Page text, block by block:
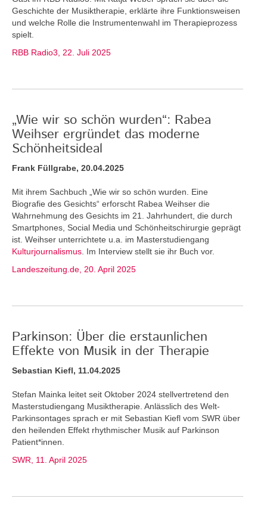
Geschichte der Musiktherapie, erklärte ihre Funktionsweisen
und welche Rolle die Instrumentenwahl im Therapieprozess
spielt.
RBB Radio3, 22. Juli 2025
„Wie wir so schön wurden“: Rabea
Weihser ergründet das moderne
Schönheitsideal
Frank Füllgrabe, 20.04.2025
Mit ihrem Sachbuch „Wie wir so schön wurden. Eine
Biografie des Gesichts“ erforscht Rabea Weihser die
Wahrnehmung des Gesichts im 21. Jahrhundert, die durch
Smartphones, Social Media und Schönheitschirurgie geprägt
ist. Weihser unterrichtete u.a. im Masterstudiengang
Kulturjournalismus . Im Interview stellt sie ihr Buch vor.
Landeszeitung.de, 20. April 2025
Parkinson: Über die erstaunlichen
Effekte von Musik in der Therapie
Sebastian Kiefl, 11.04.2025
Stefan Mainka leitet seit Oktober 2024 stellvertretend den
Masterstudiengang Musiktherapie. Anlässlich des Welt-
Parkinsontages sprach er mit Sebastian Kiefl vom SWR über
den heilenden Effekt rhythmischer Musik auf Parkinson
Patient*innen.
SWR, 11. April 2025